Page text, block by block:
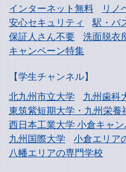
インターネット無料
リノ
安心セキュリティ
駅・バ
保証人さん不要
洗面脱衣
キャンペーン特集
【学生チャンネル】
北九州市立大学
九州歯科
東筑紫短期大学・九州栄養
西日本工業大学小倉キャ
九州国際大学
小倉エリア
八幡エリアの専門学校